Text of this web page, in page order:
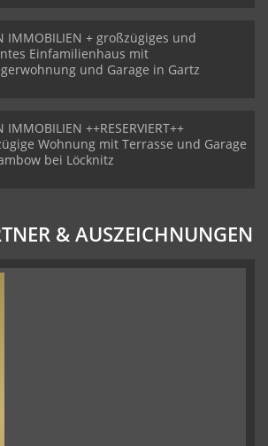
IMMOBILIEN + großzügiges und
Einfamilienhaus mit
und Garage in Gartz
IMMOBILIEN ++RESERVIERT++
Wohnung mit Terrasse und Garage
bei Löcknitz
& AUSZEICHNUNGEN